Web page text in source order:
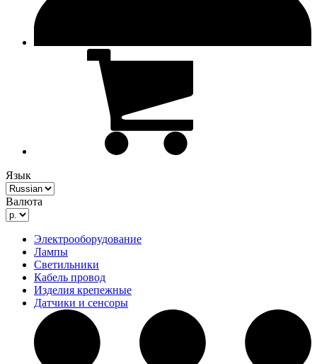
Язык
Валюта
Электрооборудование
Лампы
Светильники
Кабель провод
Изделия крепежные
Датчики и сенсоры